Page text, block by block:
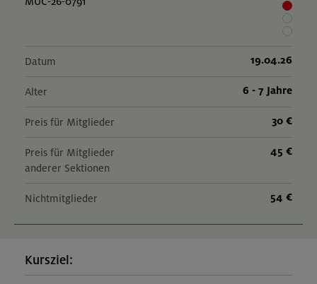
Karwendel
20.09.26
Mountainbike-Grundkurs Fahrtechnik und kleine Tour
München und Umgebung
01.-03.11.26
Datum 19.04.26
Alter 6 - 7 Jahre
Preis für Mitglieder 30 €
Preis für Mitglieder
anderer Sektionen
45 €
Nichtmitglieder 54 €
Kursziel: